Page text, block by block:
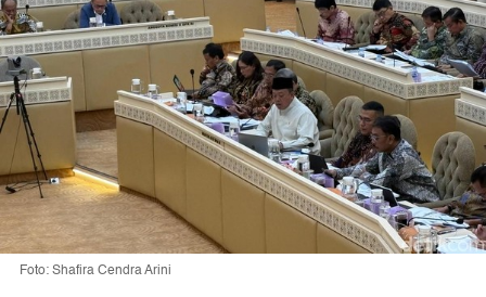
Foto: Shafira Cendra Arini